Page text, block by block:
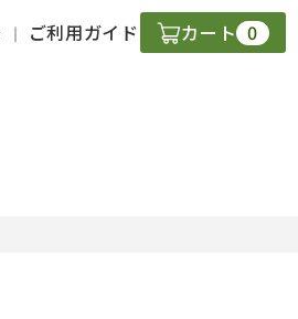
ご利用ガイド カート 0